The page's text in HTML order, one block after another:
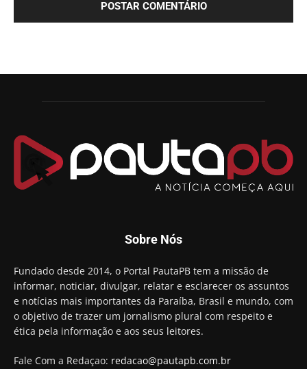
Sobre Nós
Fundado desde 2014, o Portal PautaPB tem a missão de
informar, noticiar, divulgar, relatar e esclarecer os assuntos
e notícias mais importantes da Paraíba, Brasil e mundo, com
o objetivo de trazer um jornalismo plural com respeito e
ética pela informação e aos seus leitores.
Fale Com a Redaçao: redacao@pautapb.com.br